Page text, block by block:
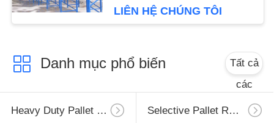
LIÊN HỆ CHÚNG TÔI
Danh mục phổ biến
Tất cả
các
Heavy Duty Pallet Racking Selective Pallet Racking